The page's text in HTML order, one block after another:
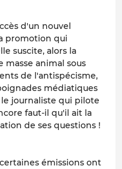
d'un nouvel
promotion qui
suscite, alors la
masse animal sous
de l'antispécisme,
médiatiques
journaliste qui pilote
faut-il qu'il ait la
de ses questions !
émissions ont